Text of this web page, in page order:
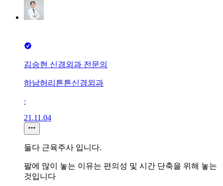
김승현 신경외과 전문의
하남허리튼튼신경외과
∙
21.11.04
둘다 근육주사 입니다.
팔에 많이 놓는 이유는 편의성 및 시간 단축을 위해 놓는
것입니다